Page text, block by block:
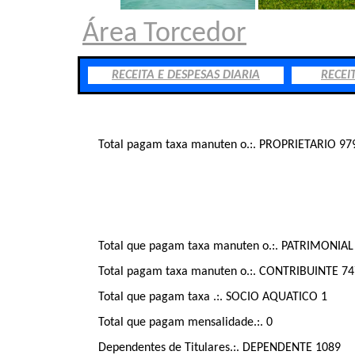
Área Torcedor
RECEITA E DESPESAS DIARIA
Total pagam taxa manuten o.:. PROPRIETARIO
Total que pagam taxa manuten o.:.
Total pagam taxa manuten o.:. CONTRIBUINTE
Total que pagam taxa .:. SOCIO AQUATICO 1
Total que pagam mensalidade.:. 0
Dependentes de Titulares.:. DEPENDENTE 1089